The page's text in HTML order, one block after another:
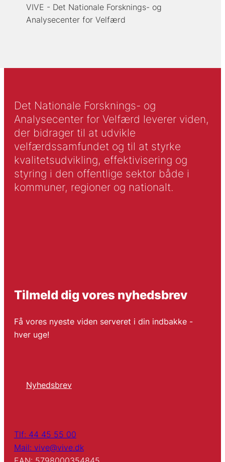
VIVE - Det Nationale Forsknings- og
Analysecenter for Velfærd
Det Nationale Forsknings- og
Analysecenter for Velfærd leverer viden,
der bidrager til at udvikle
velfærdssamfundet og til at styrke
kvalitetsudvikling, effektivisering og
styring i den offentlige sektor både i
kommuner, regioner og nationalt.
Tilmeld dig vores nyhedsbrev
Få vores nyeste viden serveret i din indbakke -
hver uge!
Nyhedsbrev
Tlf: 44 45 55 00
Mail: vive@vive.dk